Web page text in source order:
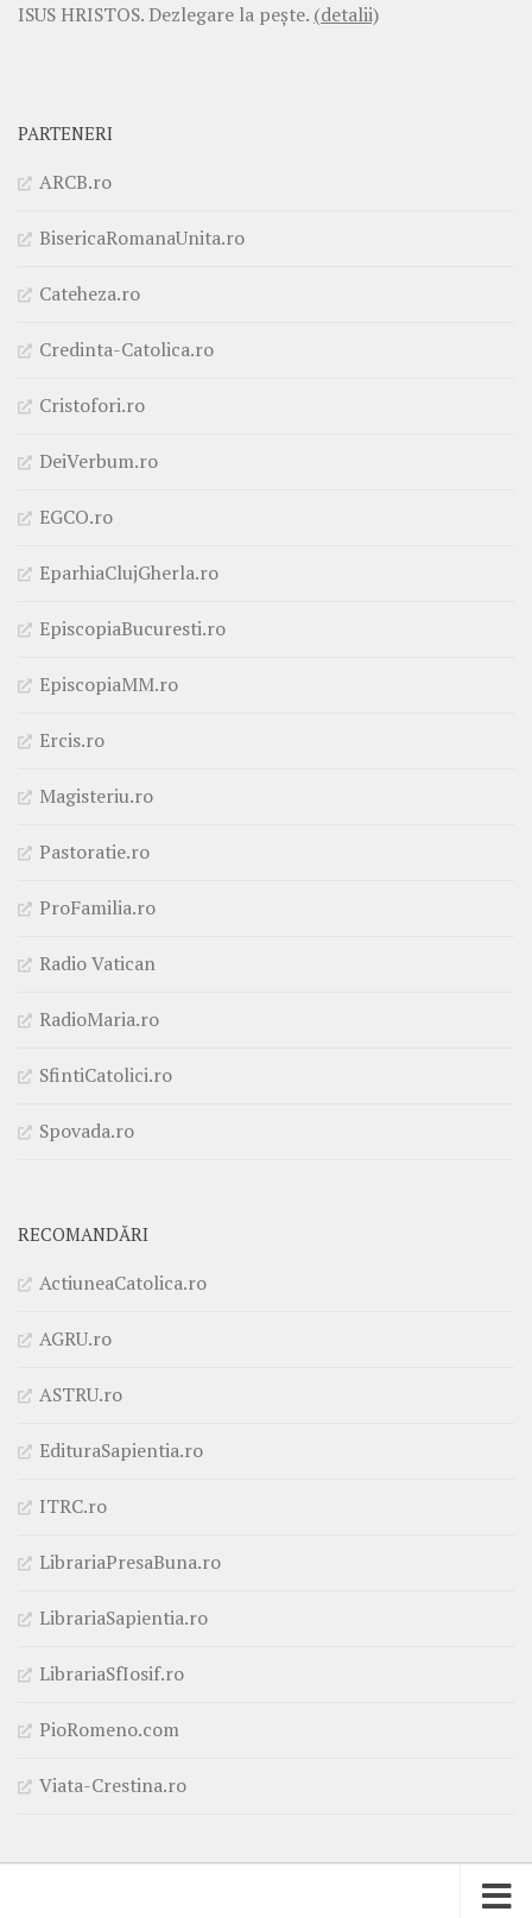
ISUS HRISTOS. Dezlegare la pește. (detalii)
PARTENERI
ARCB.ro
BisericaRomanaUnita.ro
Cateheza.ro
Credinta-Catolica.ro
Cristofori.ro
DeiVerbum.ro
EGCO.ro
EparhiaClujGherla.ro
EpiscopiaBucuresti.ro
EpiscopiaMM.ro
Ercis.ro
Magisteriu.ro
Pastoratie.ro
ProFamilia.ro
Radio Vatican
RadioMaria.ro
SfintiCatolici.ro
Spovada.ro
RECOMANDĂRI
ActiuneaCatolica.ro
AGRU.ro
ASTRU.ro
EdituraSapientia.ro
ITRC.ro
LibrariaPresaBuna.ro
LibrariaSapientia.ro
LibrariaSfIosif.ro
PioRomeno.com
Viata-Crestina.ro